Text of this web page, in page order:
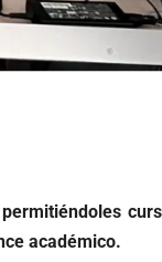
académico.